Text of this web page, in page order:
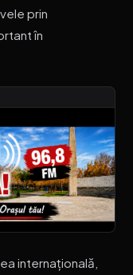
prin
în
internațională,